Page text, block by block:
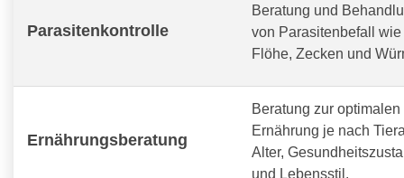
Parasitenkontrolle
Beratung und
von Parasitenbefall wie
Flöhe, Zecken und
Ernährungsberatung
Beratung zur optimalen
Ernährung je nach
Alter,
und Lebensstil.